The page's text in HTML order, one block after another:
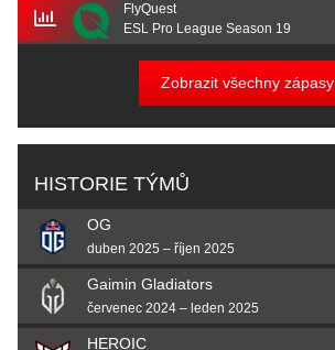
FlyQuest
ESL Pro League Season 19
Zobrazit všechny zápasy
HISTORIE TÝMŮ
OG
duben 2025 – říjen 2025
Gaimin Gladiators
červenec 2024 – leden 2025
HEROIC